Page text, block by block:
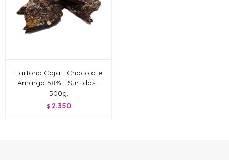
Tartona Caja - Chocolate
Amargo 58% - Surtidas -
500g.
$ 2.350